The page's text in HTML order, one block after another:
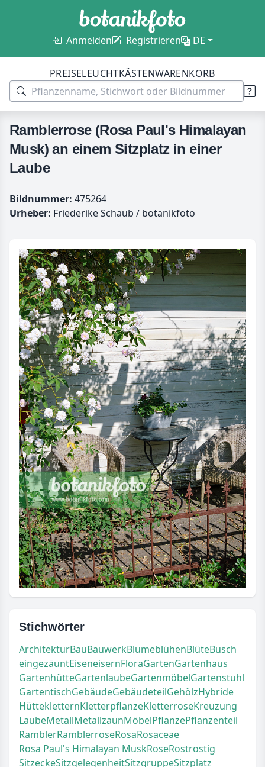
Anmelden Registrieren DE
PREISELEUCHTKÄSTENWARENKORB
Ramblerrose (Rosa Paul's Himalayan
Musk) an einem Sitzplatz in einer
Laube
Bildnummer: 475264
Urheber: Friederike Schaub / botanikfoto
Stichwörter
ArchitekturBauBauwerkBlumeblühenBlüteBusch
eingezäuntEiseneisernFloraGartenGartenhaus
GartenhütteGartenlaubeGartenmöbelGartenstuhl
GartentischGebäudeGebäudeteilGehölzHybride
HüttekletternKletterpflanzeKletterroseKreuzung
LaubeMetallMetallzaunMöbelPflanzePflanzenteil
RamblerRamblerroseRosaRosaceae
Rosa Paul's Himalayan MuskRoseRostrostig
SitzeckeSitzgelegenheitSitzgruppeSitzplatz